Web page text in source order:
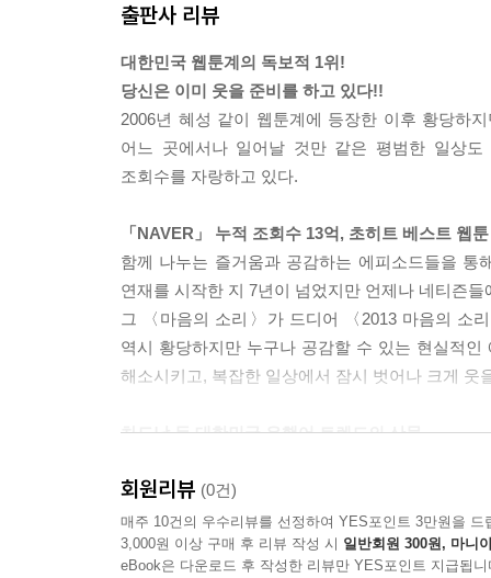
출판사 리뷰
대한민국 웹툰계의 독보적 1위!
당신은 이미 웃을 준비를 하고 있다!!
2006년 혜성 같이 웹툰계에 등장한 이후 황당하
어느 곳에서나 일어날 것만 같은 평범한 일상도
조회수를 자랑하고 있다.
「NAVER」 누적 조회수 13억, 초히트 베스트 웹툰
함께 나누는 즐거움과 공감하는 에피소드들을
연재를 시작한 지 7년이 넘었지만 언제나 네티즌
그 〈마음의 소리〉가 드디어 〈2013 마음의 소
역시 황당하지만 누구나 공감할 수 있는 현실적인
해소시키고, 복잡한 일상에서 잠시 벗어나 크게 웃
차도남 등 대한민국 유행어 트렌드의 산물
단순히 유행어를 넘어 우리의 생활에서도 자연스
바꿨다고 해도 과언이 아닐 정도로 그 파급력이
Ver.1〉에서도 여전히 이어지고 있으니 둘이 보다
회원리뷰 (0건)
매주 10건의 우수리뷰를 선정하여 YES포인트 3만원을 드
3,000원 이상 구매 후 리뷰 작성 시 일반회원 300원, 마니
eBook은 다운로드 후 작성한 리뷰만 YES포인트 지급됩니